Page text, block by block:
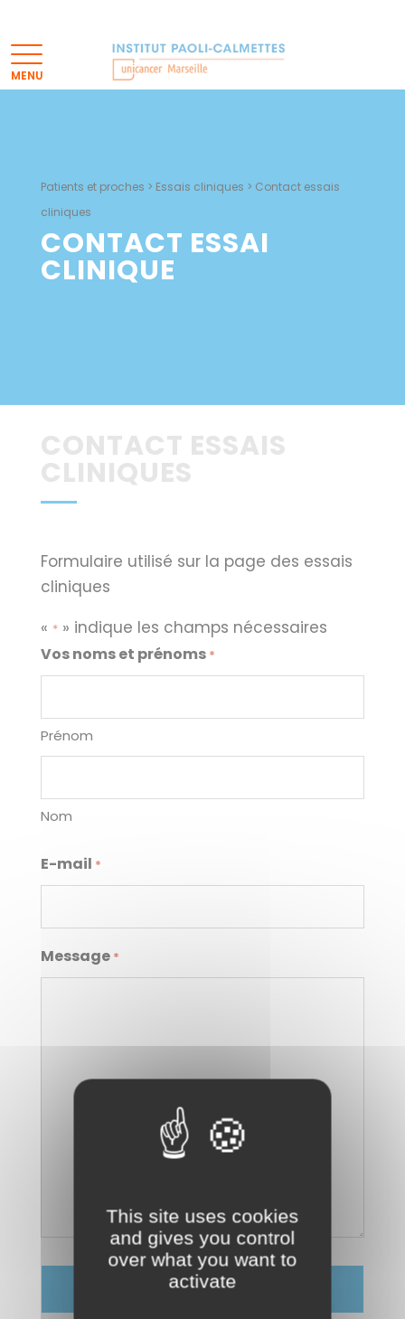
Patients et proches > Essais cliniques > Contact essais
cliniques
CONTACT ESSAI
CLINIQUE
CONTACT ESSAIS
CLINIQUES
Formulaire utilisé sur la page des essais
cliniques
« *» indique les champs nécessaires
Vos noms et prénoms *
Prénom
Nom
E-mail *
Message *
This site uses cookies
and gives you control
over what you want to
activate